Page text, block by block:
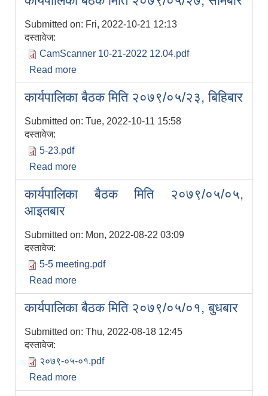
Submitted on: Fri, 2022-10-21 12:13
दस्तावेज:
CamScanner 10-21-2022 12.04.pdf
Read more
सोमबार
कार्यपालिका बैठक मिति २०७९/०५/२३, बिहिबार
Submitted on: Tue, 2022-10-11 15:58
दस्तावेज:
5-23.pdf
Read more
बिहिबार
कार्यपालिका बैठक मिति २०७९/०५/०५,
आइतबार
Submitted on: Mon, 2022-08-22 03:09
दस्तावेज:
5-5 meeting.pdf
Read more
आइतबार
कार्यपालिका बैठक मिति २०७९/०५/०१, बुधबार
Submitted on: Thu, 2022-08-18 12:45
दस्तावेज:
२०७९-०५-०१.pdf
Read more
बुधबार